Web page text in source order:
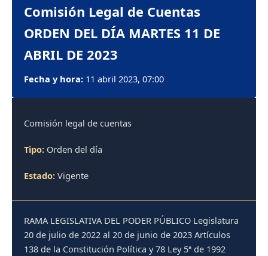
Comisión Legal de Cuentas
ORDEN DEL DÍA MARTES 11 DE
ABRIL DE 2023
Fecha y hora: 11 abril 2023, 07:00
Comisión legal de cuentas
Tipo: Orden del día
Estado: Vigente
RAMA LEGISLATIVA DEL PODER PÚBLICO Legislatura
20 de julio de 2022 al 20 de junio de 2023 Artículos
138 de la Constitución Política y 78 Ley 5ª de 1992